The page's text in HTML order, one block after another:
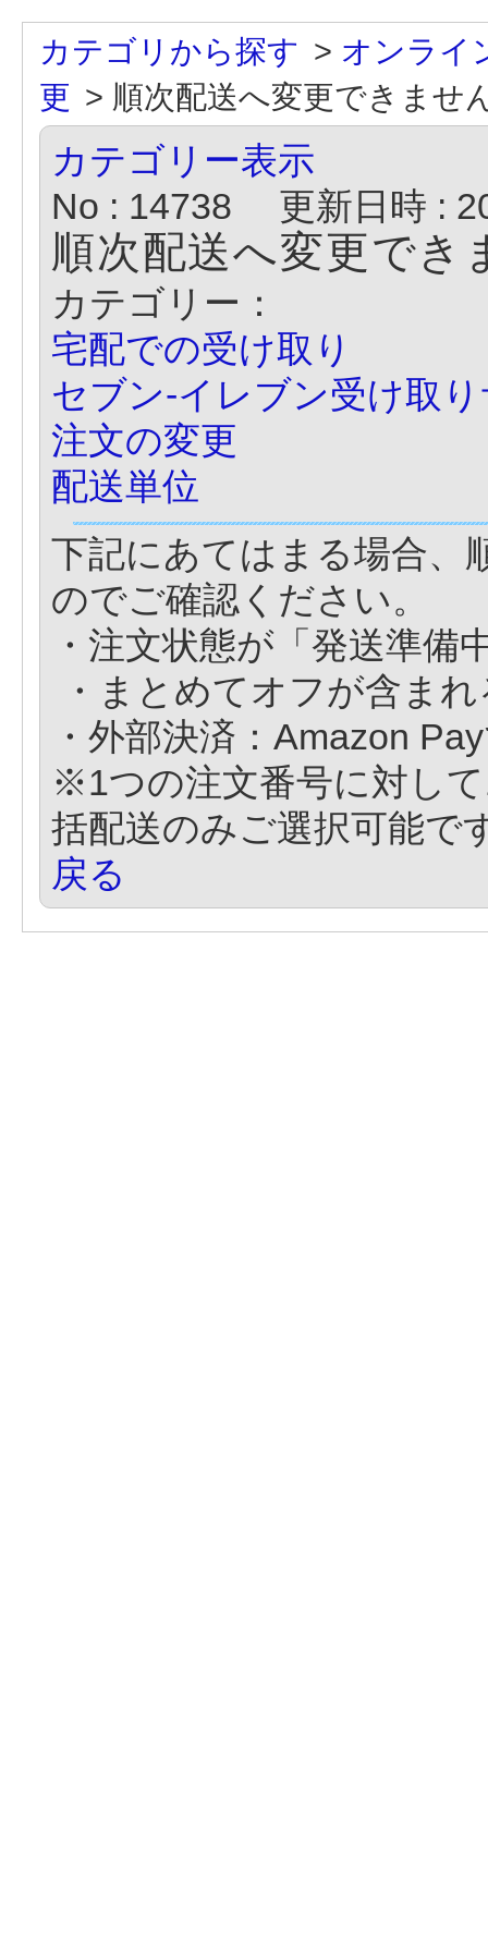
カテゴリから探す > オンライ
更 > 順次配送へ変更できませ
カテゴリー表示
No : 14738
更新日時 :
順次配送へ変更でき
カテゴリー：
宅配での受け取り
セブン-イレブン受け取
注文の変更
配送単位
下記にあてはまる場合、
のでご確認ください。
・注文状態が「発送準備
・まとめてオフが含ま
・外部決済：Amazon
※1つの注文番号に対し
括配送のみご選択可能で
戻る